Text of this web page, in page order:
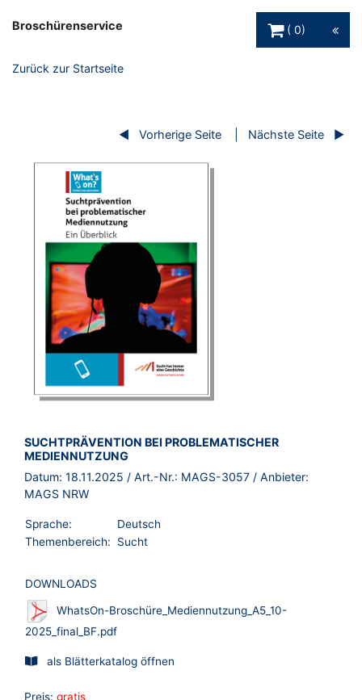
Broschürenservice
0
Zurück zur Startseite
Vorherige Seite Nächste Seite
BROSCHÜRE:
SUCHTPRÄVENTION BEI PROBLEMATISCHER
MEDIENNUTZUNG
Datum: 18.11.2025 / Art.-Nr.: MAGS-3057 / Anbieter:
MAGS NRW
Sprache:
Deutsch
Themenbereich:
Sucht
DOWNLOADS
WhatsOn-Broschüre_Mediennutzung_A5_10-
2025_final_BF.pdf
als Blätterkatalog öffnen
Preis: gratis